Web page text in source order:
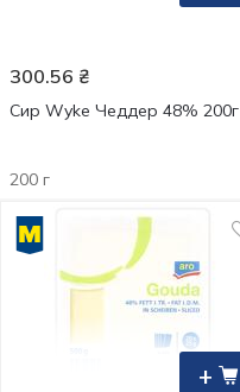
300.56 ₴
Сир Wyke Чеддер 48% 200г
200 г
+